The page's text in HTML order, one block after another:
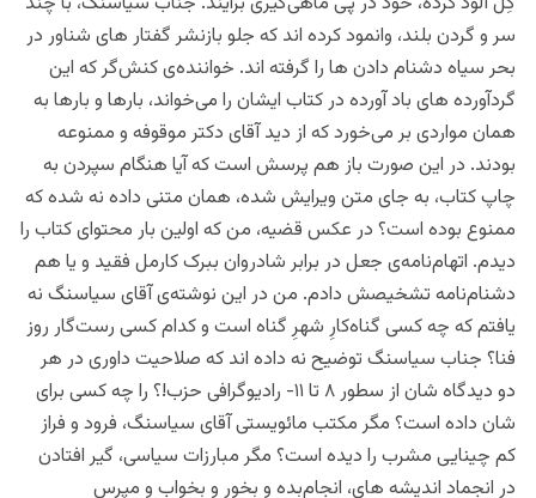
سر و‌ گردن بلند، وانمود کرده اند که جلو بازنشر گفتار های شناور در
بحر سیاه دشنام دادن ها را گرفته اند. خواننده‌ی کنش‌گر که این
گردآورده های باد آورده در کتاب ایشان را می‌‌خواند، بارها ‌و بارها به
همان مواردی بر می‌خورد که از دید آقای دکتر موقوفه و ممنوعه
بودند. در این صورت باز هم پرسش است که آیا هنگام سپردن به
چاپ کتاب، به جای متن ویرایش شده، همان متنی داده نه شده که
ممنوع بوده است؟ در عکس قضیه، من که اولین بار محتوای کتاب را
دیدم. اتهام‌نامه‌ی جعل در برابر شادروان ببرک کارمل فقید و یا هم
دشنام‌نامه تشخیصش دادم. من در این نوشته‌ی آقای سیاسنگ نه
یافتم که چه کسی گناه‌کارِ شهرِ گناه است و کدام کسی رست‌گار روز
فنا؟ جناب سیاسنگ توضیح نه داده اند که صلاحیت داوری در هر
دو دیدگاه شان از سطور ۸ تا ۱۱- رادیو‌گرافی حزب!؟ را چه کسی برای
شان داده است؟ مگر مکتب مائویستی آقای سیاسنگ، فرود و فراز
کم چینایی مشرب را دیده است؟ مگر مبارزات سیاسی، گیر افتادن
در انجماد اندیشه های، انجام‌بده و بخور و بخواب و مپرس